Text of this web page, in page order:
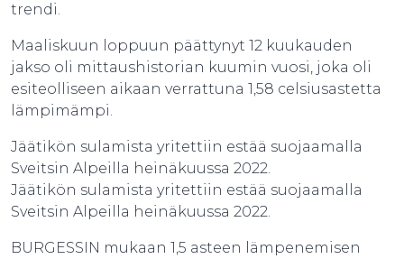
trendi.
Maaliskuun loppuun päättynyt 12 kuukauden
jakso oli mittaushistorian kuumin vuosi, joka oli
esiteolliseen aikaan verrattuna 1,58 celsiusastetta
lämpimämpi.
Jäätikön sulamista yritettiin estää suojaamalla
Sveitsin Alpeilla heinäkuussa 2022.
Jäätikön sulamista yritettiin estää suojaamalla
Sveitsin Alpeilla heinäkuussa 2022.
BURGESSIN mukaan 1,5 asteen lämpenemisen